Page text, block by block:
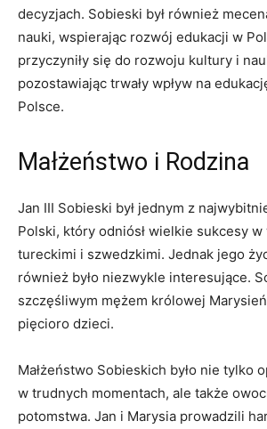
decyzjach. Sobieski był ⁤również⁣
nauki, wspierając⁣ rozwój edukacji w‍
przyczyniły się do rozwoju kultury i
pozostawiając trwały wpływ na
Polsce.
Małżeństwo i Rodzina
Jan III ‌Sobieski⁤ był ⁤jednym z
Polski, ⁤który odniósł wielkie sukcesy w
tureckimi i ​szwedzkimi. Jednak jego
⁢również było​ niezwykle interesujące.
szczęśliwym ‌mężem królowej
pięcioro dzieci.
Małżeństwo⁤ Sobieskich było ⁤nie tylko
w trudnych ⁤momentach,‌ ale także
potomstwa. Jan i ⁤Marysia prowadzili